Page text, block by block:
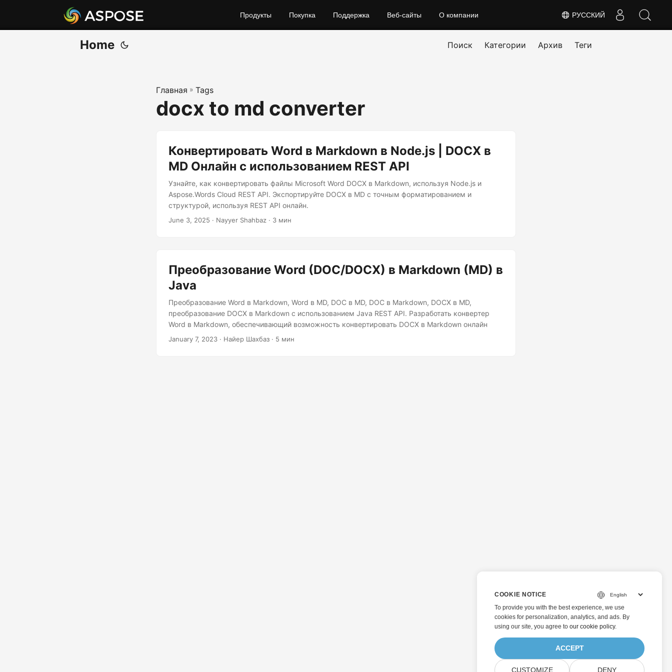
РУССКИЙ
Продукты Покупка Поддержка Веб-сайты О компании
Home Поиск Категории Архив Теги
Главная » Tags
docx to md converter
Конвертировать Word в Markdown в Node.js | DOCX в
MD Онлайн с использованием REST API
Узнайте, как конвертировать файлы Microsoft Word DOCX в Markdown, используя Node.js и
Aspose.Words Cloud REST API. Экспортируйте DOCX в MD с точным форматированием и
структурой, используя REST API онлайн.
June 3, 2025 · Nayyer Shahbaz · 3 мин
Преобразование Word (DOC/DOCX) в Markdown (MD) в
Java
Преобразование Word в Markdown, Word в MD, DOC в MD, DOC в Markdown, DOCX в MD,
преобразование DOCX в Markdown с использованием Java REST API. Разработать конвертер
Word в Markdown, обеспечивающий возможность конвертировать DOCX в Markdown онлайн
January 7, 2023 · Найер Шахбаз · 5 мин
COOKIE NOTICE
To provide you with the best experience, we use
cookies for personalization, analytics, and ads. By
using our site, you agree to our cookie policy.
ACCEPT
CUSTOMIZE DENY